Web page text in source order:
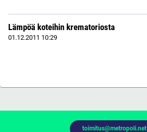
Lämpöä koteihin krematoriosta
01.12.2011 10:29
toimitus@metropoli.net